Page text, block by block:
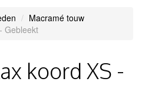
Macramé touw
Gebleekt
koord XS -